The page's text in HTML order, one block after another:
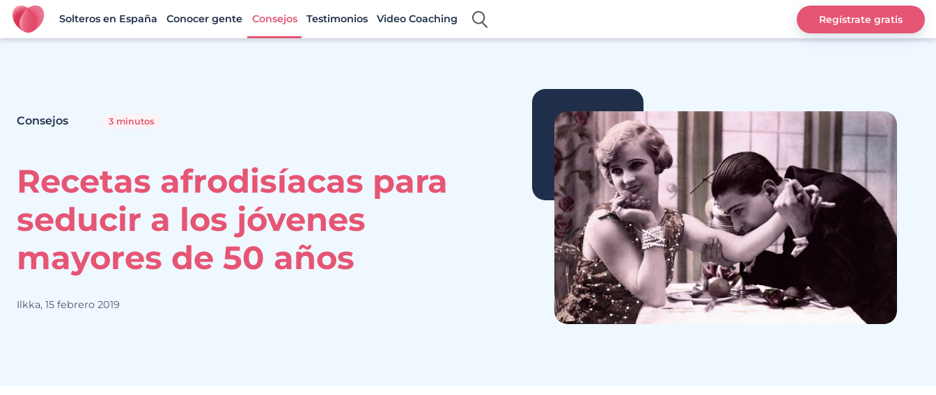
Ourtime España
Solteros en España Conocer gente Consejos Testimonios Video Coaching Regístrate gratis
Consejos 3 minutos
Recetas afrodisíacas para
seducir a los jóvenes
mayores de 50 años
Ilkka, 15 febrero 2019